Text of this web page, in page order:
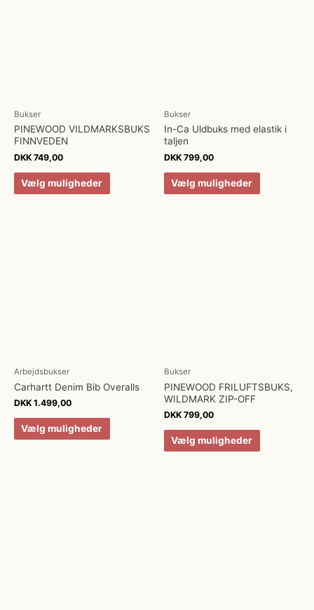
Bukser
PINEWOOD VILDMARKSBUKS
FINNVEDEN
DKK 749,00
Vælg muligheder
Bukser
In-Ca Uldbuks med elastik i
taljen
DKK 799,00
Vælg muligheder
Arbejdsbukser
Carhartt Denim Bib Overalls
DKK 1.499,00
Vælg muligheder
Bukser
PINEWOOD FRILUFTSBUKS,
WILDMARK ZIP-OFF
DKK 799,00
Vælg muligheder